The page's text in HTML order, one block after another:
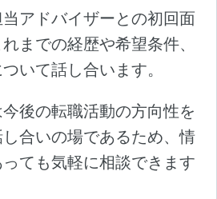
アドバイザーとの初回面
までの経歴や希望条件、
いて話し合います。
後の転職活動の方向性を
合いの場であるため、情
ても気軽に相談できます